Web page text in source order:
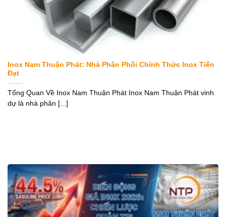
Inox Nam Thuận Phát: Nhà Phân Phối Chính Thức Inox Tiến
Đạt
Tổng Quan Về Inox Nam Thuận Phát Inox Nam Thuận Phát vinh
dự là nhà phân [...]